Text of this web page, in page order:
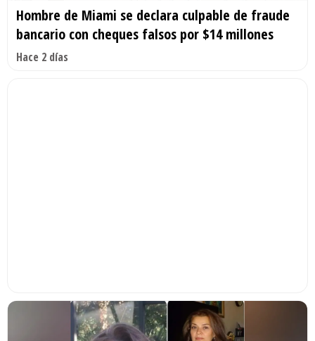
Hombre de Miami se declara culpable de fraude
bancario con cheques falsos por $14 millones
Hace 2 días